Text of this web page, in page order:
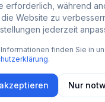
erforderlich, während
Website zu
jederzeit
finden Sie in
.
Nur